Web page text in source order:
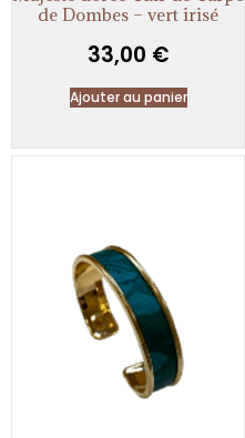
de Dombes – vert irisé
33,00 €
Ajouter au panier